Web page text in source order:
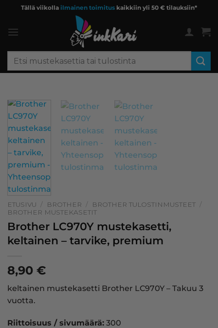
content
Tällä viikolla ilmainen toimitus kaikkiin yli 50 € tilauksiin*
Etsi:
ETUSIVU / BROTHER / BROTHER TULOSTINMUSTEET /
BROTHER MUSTEKASETIT
Brother LC970Y mustekasetti,
keltainen – tarvike, premium
8,90 €
keltainen mustekasetti Brother LC970Y – Takuu 3
vuotta.
Riittoisuus / sivumäärä: 300